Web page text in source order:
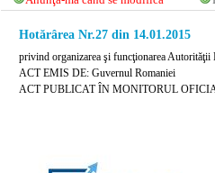
Hotărârea Nr.27 din 14.01.2015
privind organizarea şi funcţionarea
ACT EMIS DE: Guvernul Romaniei
ACT PUBLICAT ÎN MONITORUL